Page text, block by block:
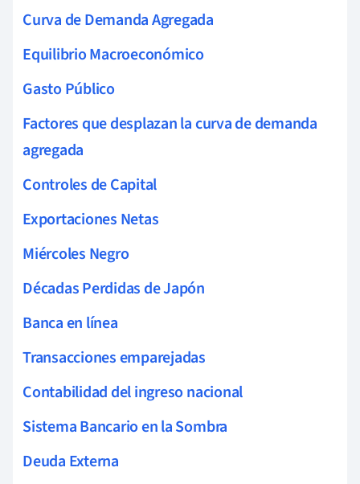
Curva de Demanda Agregada
Equilibrio Macroeconómico
Gasto Público
Factores que desplazan la curva de demanda
agregada
Controles de Capital
Exportaciones Netas
Miércoles Negro
Décadas Perdidas de Japón
Banca en línea
Transacciones emparejadas
Contabilidad del ingreso nacional
Sistema Bancario en la Sombra
Deuda Externa